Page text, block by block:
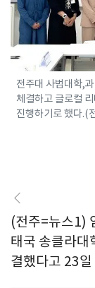
전주대 사범대학,
체결하고 글로컬
진행하기로 했다.(
(전주=뉴스1)
태국 송클라대
결했다고 23